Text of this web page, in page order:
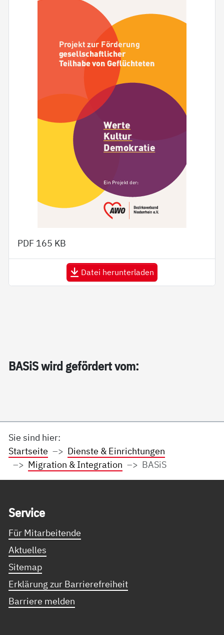
PDF 165 KB
Datei herunterladen
BA­SiS wird ge­för­dert vom:
Sie sind hier:
Startseite
Dienste & Einrichtungen
Migration & Integration
BASiS
Ser­vice
Für Mitarbeitende
Aktuelles
Sitemap
Erklärung zur Barrierefreiheit
Barriere melden